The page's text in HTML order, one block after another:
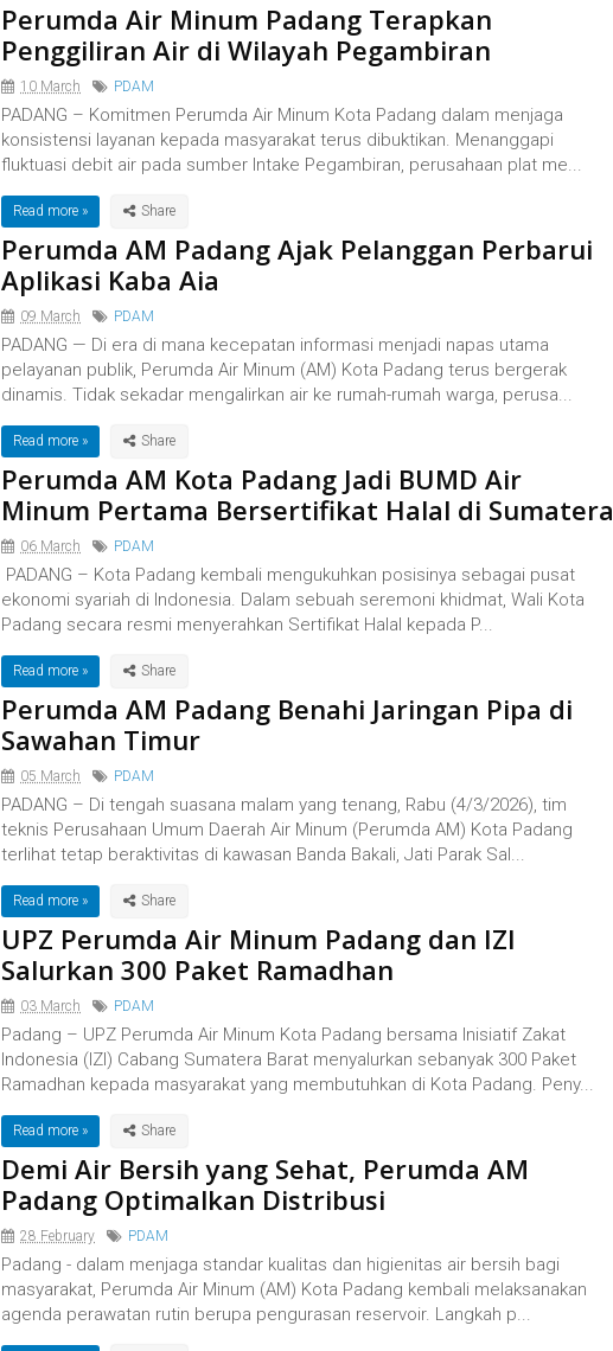
Perumda Air Minum Padang Terapkan
Penggiliran Air di Wilayah Pegambiran ‎
10 March PDAM
‎‎PADANG – Komitmen Perumda Air Minum Kota Padang dalam menjaga
konsistensi layanan kepada masyarakat terus dibuktikan. Menanggapi
fluktuasi debit air pada sumber Intake Pegambiran, perusahaan plat me...
Read more »
Perumda AM Padang Ajak Pelanggan Perbarui
Aplikasi Kaba Aia
09 March PDAM
‎PADANG — Di era di mana kecepatan informasi menjadi napas utama
pelayanan publik, Perumda Air Minum (AM) Kota Padang terus bergerak
dinamis. Tidak sekadar mengalirkan air ke rumah-rumah warga, perusa...
Read more »
Perumda AM Kota Padang Jadi BUMD Air
Minum Pertama Bersertifikat Halal di Sumatera
06 March PDAM
‎PADANG – Kota Padang kembali mengukuhkan posisinya sebagai pusat
ekonomi syariah di Indonesia. Dalam sebuah seremoni khidmat, Wali Kota
Padang secara resmi menyerahkan Sertifikat Halal kepada P...
Read more »
Perumda AM Padang Benahi Jaringan Pipa di
Sawahan Timur
05 March PDAM
‎PADANG – Di tengah suasana malam yang tenang, Rabu (4/3/2026), tim
teknis Perusahaan Umum Daerah Air Minum (Perumda AM) Kota Padang
terlihat tetap beraktivitas di kawasan Banda Bakali, Jati Parak Sal...
Read more »
UPZ Perumda Air Minum Padang dan IZI
Salurkan 300 Paket Ramadhan
03 March PDAM
Padang – UPZ Perumda Air Minum Kota Padang bersama Inisiatif Zakat
Indonesia (IZI) Cabang Sumatera Barat menyalurkan sebanyak 300 Paket
Ramadhan kepada masyarakat yang membutuhkan di Kota Padang. Peny...
Read more »
Demi Air Bersih yang Sehat, Perumda AM
Padang Optimalkan Distribusi
28 February PDAM
Padang - dalam menjaga standar kualitas dan higienitas air bersih bagi
masyarakat, Perumda Air Minum (AM) Kota Padang kembali melaksanakan
agenda perawatan rutin berupa pengurasan reservoir. Langkah p...